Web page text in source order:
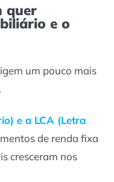
quer
e o
um pouco mais
e a LCA (Letra
de renda fixa
cresceram nos